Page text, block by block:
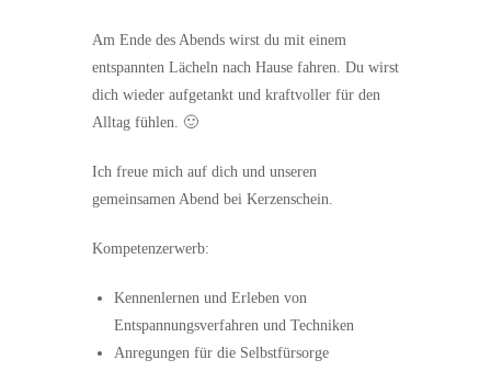
Am Ende des Abends wirst du mit einem
entspannten Lächeln nach Hause fahren. Du wirst
dich wieder aufgetankt und kraftvoller für den
Alltag fühlen. 🙂
Ich freue mich auf dich und unseren
gemeinsamen Abend bei Kerzenschein.
Kompetenzerwerb:
Kennenlernen und Erleben von
Entspannungsverfahren und Techniken
Anregungen für die Selbstfürsorge